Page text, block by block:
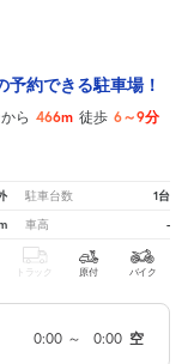
約できる駐車場！
ら 466m 徒歩 6～9分
駐車台数 1台
車高 -
トラック 原付 バイク
0:00 ～ 0:00 空